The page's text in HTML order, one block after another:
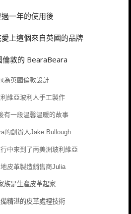
一年的使用後
上這個來自英國的品牌
倫敦的 BearaBeara
為英國倫敦設計
維亞玻利人手工製作
有一段温馨温暖的故事
的創辦人Jake Bullough
中來到了南美洲玻利維亞
皮革製造銷售商Julia
族是生產皮革起家
精湛的皮革處裡技術